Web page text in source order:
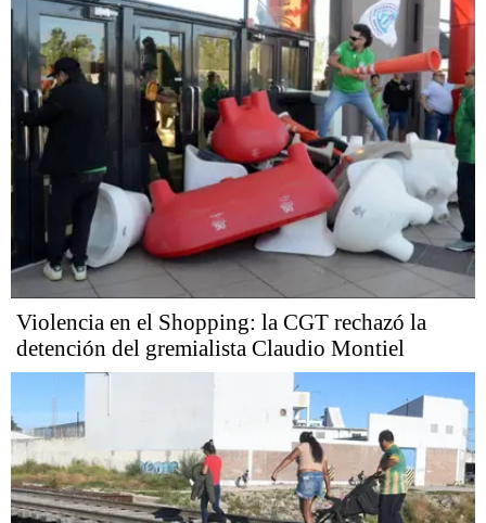
Violencia en el Shopping: la CGT rechazó la
detención del gremialista Claudio Montiel